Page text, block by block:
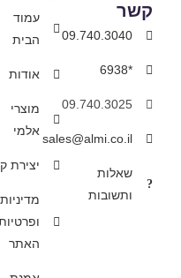
עמוד
הבית
אודות
מוצרי
אלמי
יצירת
מדיניות
האתר
קשר
09.740.3040
*6938
09.740.3025
sales@almi.co.il
שאלות
ותשובות